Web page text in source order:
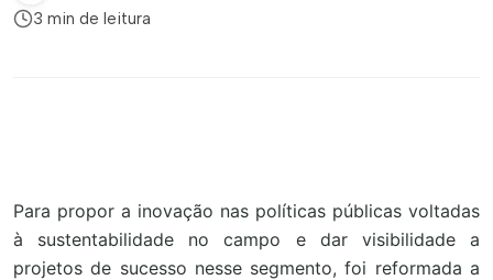
3 min de leitura
Para propor a inovação nas políticas públicas voltadas
à sustentabilidade no campo e dar visibilidade a
projetos de sucesso nesse segmento, foi reformada a